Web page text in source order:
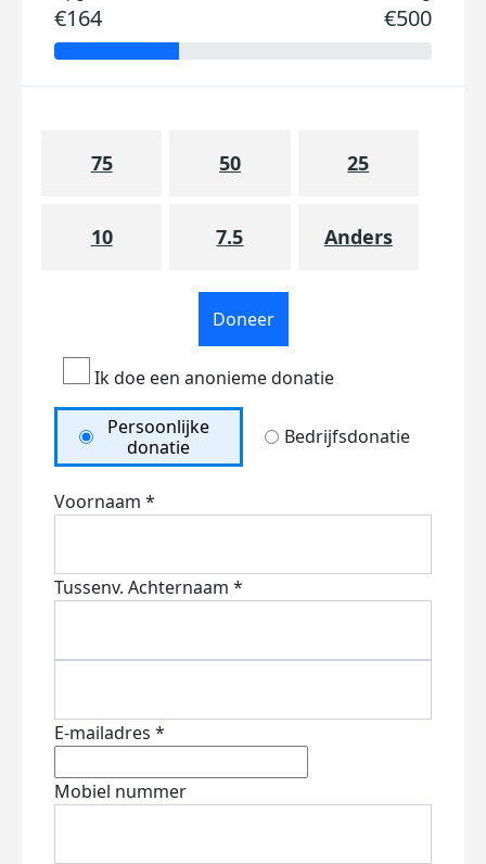
€164 €500
75 50 25
10 7.5 Anders
Doneer
Ik doe een anonieme donatie
Persoonlijke
donatie
Bedrijfsdonatie
Voornaam *
Tussenv. Achternaam *
E-mailadres *
Mobiel nummer